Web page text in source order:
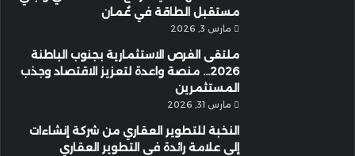
مستقبل الطاقة في عُمان
مارس 3, 2026
ملتقى الفرص الاستثمارية بجنوب الباطنة
2026… منصة واعدة لتعزيز الاقتصاد وجذب
المستثمرين
مارس 31, 2026
النخبة للتطوير العقاري من شركة إنشاءات
إلى علامة رائدة في التطوير العقاري